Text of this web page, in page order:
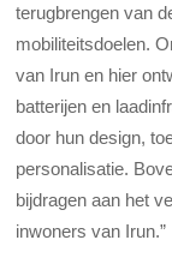
terugbrengen van
mobiliteitsdoelen.
van Irun en hier
batterijen en
door hun design,
personalisatie.
bijdragen aan het
inwoners van Irun.”